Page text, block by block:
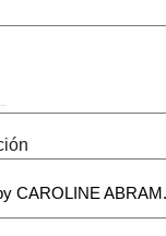
CAROLINE